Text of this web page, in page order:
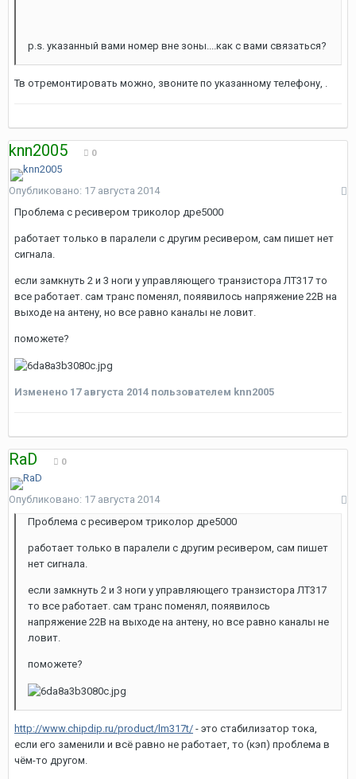
p.s. указанный вами номер вне зоны....как с вами связаться?
Тв отремонтировать можно, звоните по указанному телефону, .
knn2005 0
Опубликовано: 17 августа 2014
Проблема с ресивером триколор дре5000
работает только в паралели с другим ресивером, сам пишет нет
сигнала.
если замкнуть 2 и 3 ноги у управляющего транзистора ЛТ317 то
все работает. сам транс поменял, пояявилось напряжение 22В на
выходе на антену, но все равно каналы не ловит.
поможете?
Изменено 17 августа 2014 пользователем knn2005
RaD 0
Опубликовано: 17 августа 2014
Проблема с ресивером триколор дре5000
работает только в паралели с другим ресивером, сам пишет
нет сигнала.
если замкнуть 2 и 3 ноги у управляющего транзистора ЛТ317
то все работает. сам транс поменял, пояявилось
напряжение 22В на выходе на антену, но все равно каналы не
ловит.
поможете?
http://www.chipdip.ru/product/lm317t/ - это стабилизатор тока,
если его заменили и всё равно не работает, то (кэп) проблема в
чём-то другом.